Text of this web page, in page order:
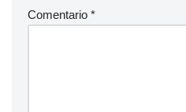
Comentario *